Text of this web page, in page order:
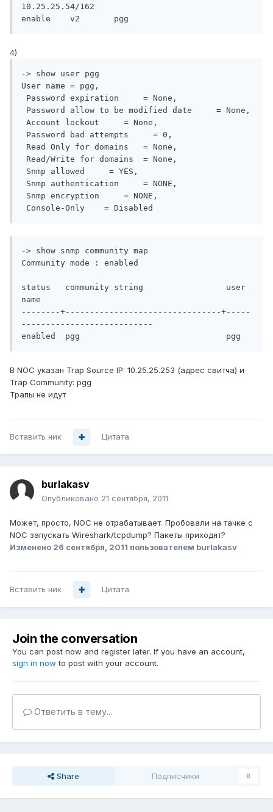
10.25.25.54/162
enable    v2       pgg
4)
-> show user pgg
User name = pgg,
Console-Only    = Disabled
-> show snmp community map
Community mode : enabled
status   community string                 user
name
--------+--------------------------------+-----
---------------------------
В NOC указан Trap Source IP: 10.25.25.253 (адрес свитча) и
Trap Community: pgg
Трапы не идут
Вставить ник Цитата
burlakasv
Опубликовано 21 сентября, 2011
Может, просто, NOC не отрабатывает. Пробовали на тачке с
NOC запускать Wireshark/tcpdump? Пакеты приходят?
Изменено 26 сентября, 2011 пользователем burlakasv
Вставить ник Цитата
Join the conversation
You can post now and register later. If you have an account,
sign in now to post with your account.
Ответить в тему...
Share Подписчики 0